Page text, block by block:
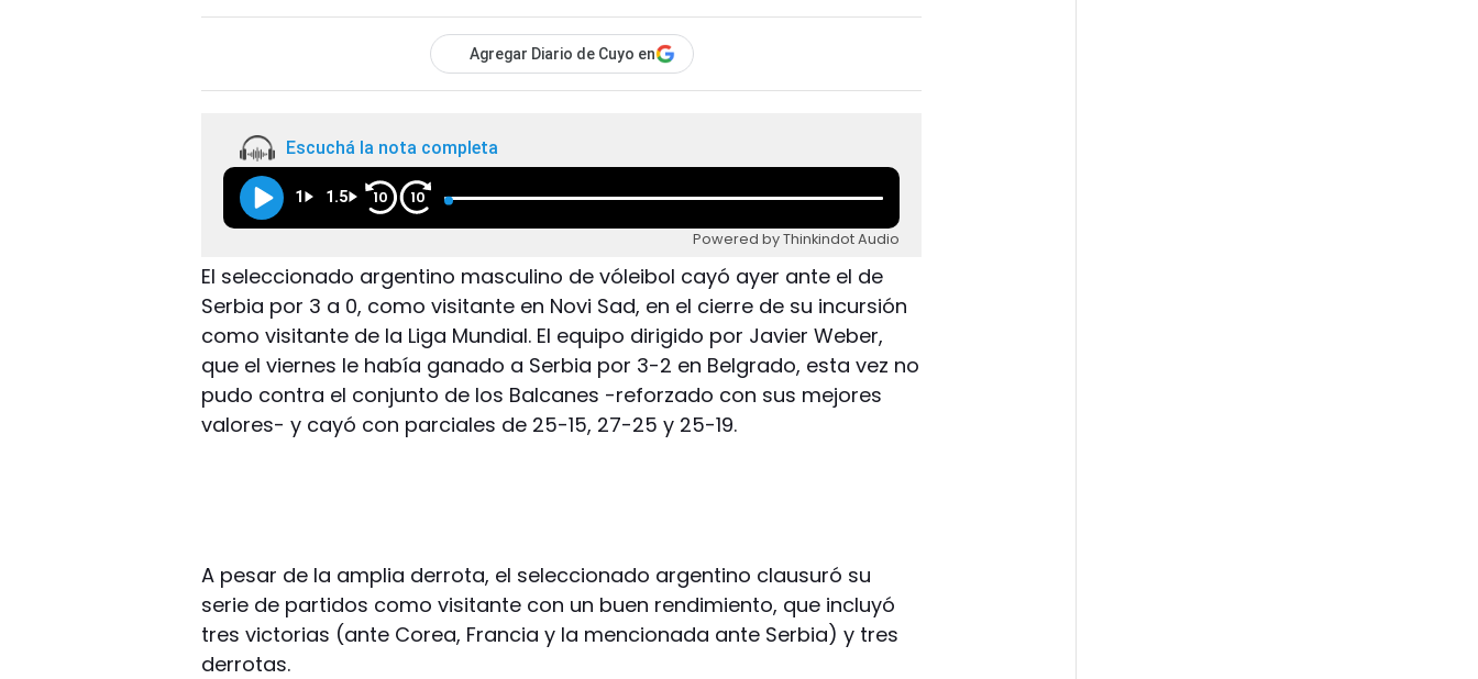
Agregar Diario de Cuyo en
Escuchá la nota completa
1 1.5 10 10
Powered by Thinkindot Audio
El seleccionado argentino masculino de vóleibol cayó ayer ante el de
Serbia por 3 a 0, como visitante en Novi Sad, en el cierre de su incursión
como visitante de la Liga Mundial. El equipo dirigido por Javier Weber,
que el viernes le había ganado a Serbia por 3-2 en Belgrado, esta vez no
pudo contra el conjunto de los Balcanes -reforzado con sus mejores
valores- y cayó con parciales de 25-15, 27-25 y 25-19.
A pesar de la amplia derrota, el seleccionado argentino clausuró su
serie de partidos como visitante con un buen rendimiento, que incluyó
tres victorias (ante Corea, Francia y la mencionada ante Serbia) y tres
derrotas.